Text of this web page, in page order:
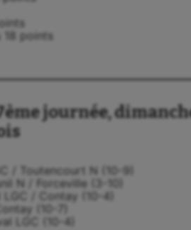
18 points
journée,
/ Toutencourt N (10-9)
N / Forceville (3-10)
LGC / Contay (10-4)
(10-7)
LGC (10-4)